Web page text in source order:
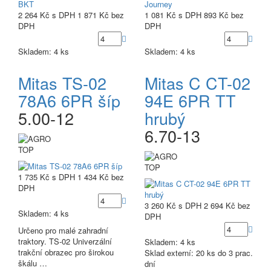
2 264 Kč s DPH 1 871 Kč bez
DPH
Skladem: 4 ks
1 081 Kč s DPH 893 Kč bez
DPH
Skladem: 4 ks
Mitas TS-02
78A6 6PR šíp
5.00-12
TOP
1 735 Kč s DPH 1 434 Kč bez
DPH
Skladem: 4 ks
Určeno pro malé zahradní
traktory. TS-02 Univerzální
trakční obrazec pro širokou
škálu …
Mitas C CT-02
94E 6PR TT
hrubý
6.70-13
TOP
3 260 Kč s DPH 2 694 Kč bez
DPH
Skladem: 4 ks
Sklad externí: 20 ks do 3 prac.
dní